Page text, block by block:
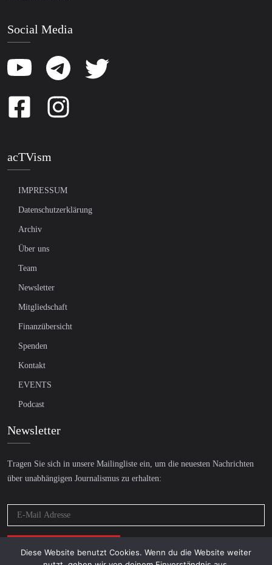
Social Media
acTVism
IMPRESSUM
Datenschutzerklärung
Archiv
Über uns
Team
Newsletter
Mitgliedschaft
Finanzübersicht
Spenden
Kontakt
EVENTS
Podcast
Newsletter
Tragen Sie sich in unsere Mailingliste ein, um die neuesten Nachrichten
über unabhängigen Journalismus zu erhalten:
Diese Website benutzt Cookies. Wenn du die Website weiter